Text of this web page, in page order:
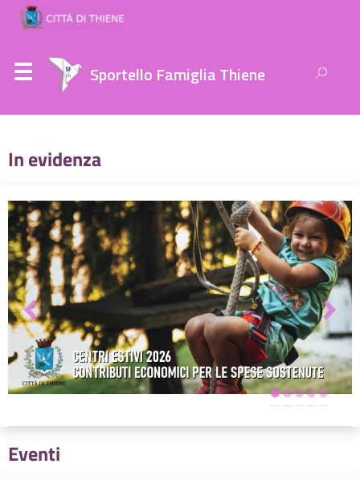
Sportello Famiglia Thiene
per:
In evidenza
Eventi